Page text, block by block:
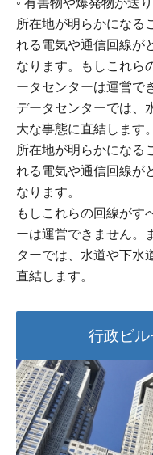
◦ 有害物や爆発物が送
所在地が明らかになる
れる電気や通信回線が
なります。もしこれら
ータセンターは運営で
データセンターでは、
大な事態に直結します。
所在地が明らかになる
れる電気や通信回線が
なります。
もしこれらの回線がす
ーは運営できません。
ターでは、水道や下水
直結します。
行政ビ